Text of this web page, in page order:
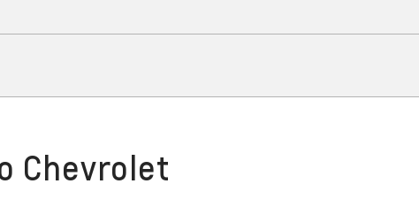
TECNOLOGÍA
SEGURIDAD
PERFORMANCE
Chevrolet